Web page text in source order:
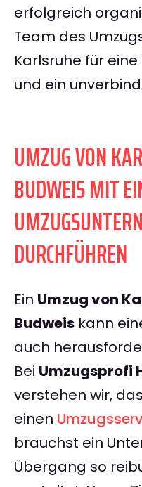
erfolgreich
Team des
Karlsruhe für
und ein
UMZUG VON
BUDWEIS MIT
DURCHFÜHREN
Ein Umzug von
Budweis kann
auch
Bei Umzugsprofi
verstehen wir,
einen
brauchst ein
Übergang so